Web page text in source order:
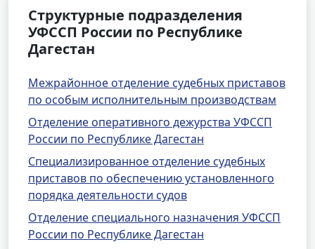
Структурные подразделения
УФССП России по Республике
Дагестан
Межрайонное отделение судебных приставов
по особым исполнительным производствам
Отделение оперативного дежурства УФССП
России по Республике Дагестан
Специализированное отделение судебных
приставов по обеспечению установленного
порядка деятельности судов
Отделение специального назначения УФССП
России по Республике Дагестан